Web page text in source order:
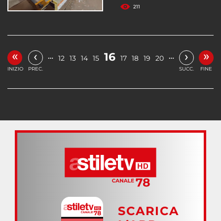
211
«
INIZIO
‹
PREC.
… 12 13 14 15 16 17 18 19 20 … ›
SUCC.
»
FINE
SCARICA